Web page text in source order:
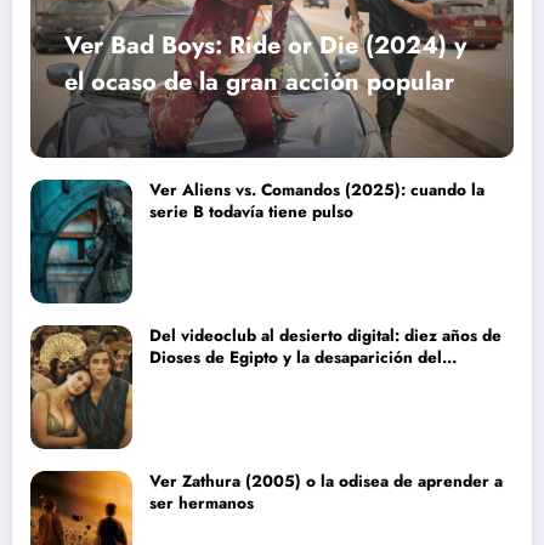
Ver Bad Boys: Ride or Die (2024) y
el ocaso de la gran acción popular
Ver Aliens vs. Comandos (2025): cuando la
serie B todavía tiene pulso
Del videoclub al desierto digital: diez años de
Dioses de Egipto y la desaparición del
Ver Zathura (2005) o la odisea de aprender a
ser hermanos